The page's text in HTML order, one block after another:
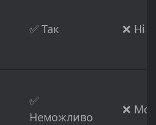
✅ Так ❌ Ні
✅
Неможливо
❌